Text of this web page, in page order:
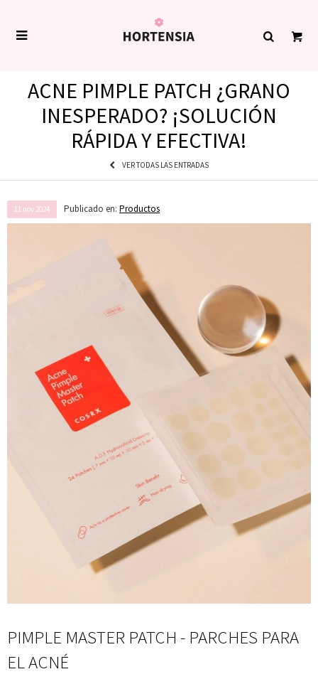

ACNE PIMPLE PATCH ¿GRANO
INESPERADO? ¡SOLUCIÓN
RÁPIDA Y EFECTIVA!
VER TODAS LAS ENTRADAS
11 nov 2024 Publicado en: Productos
PIMPLE MASTER PATCH - PARCHES PARA
EL ACNÉ